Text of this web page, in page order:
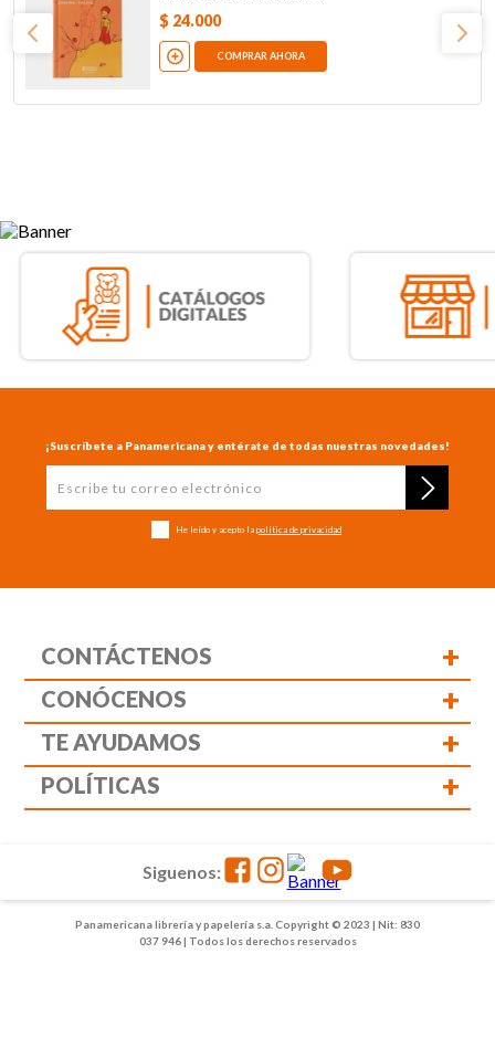
$ 24.000
COMPRAR AHORA
¡Suscríbete a Panamericana y entérate de todas nuestras novedades!
He leído y acepto la política de privacidad
CONTÁCTENOS +
CONÓCENOS +
TE AYUDAMOS +
POLÍTICAS +
Panamericana librería y papelería s.a. Copyright © 2023 | Nit: 830
037 946 | Todos los derechos reservados
Siguenos: